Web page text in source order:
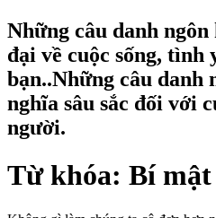
Những câu danh
đại về cuộc sống, tình
bạn..Những câu danh
nghĩa sâu sắc đối với
người.
Từ khóa: Bí mật